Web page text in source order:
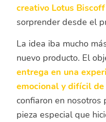
creativo Lotus Biscoff
sorprender desde el
La idea iba mucho
nuevo producto. El
entrega en una
emocional y difícil
confiaron en nosotros
pieza especial que